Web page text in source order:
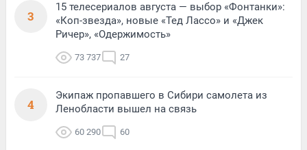
3
15 телесериалов августа — выбор «Фонтанки»:
«Коп-звезда», новые «Тед Лассо» и «Джек
Ричер», «Одержимость»
73 737 27
4
Экипаж пропавшего в Сибири самолета из
Ленобласти вышел на связь
60 290 60